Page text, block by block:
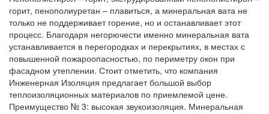
горит, пенополиуретан – плавиться, а минеральная вата не
только не поддерживает горение, но и останавливает этот
процесс. Благодаря негорючести именно минеральная вата
устанавливается в перегородках и перекрытиях, в местах с
повышенной пожароопасностью, по периметру окон при
фасадном утеплении. Стоит отметить, что компания
Инженерная Изоляция предлагает большой выбор
теплоизоляционных материалов по приемлемой цене.
Преимущество № 3: высокая звукоизоляция. Минеральная